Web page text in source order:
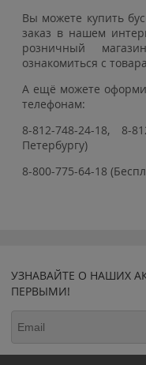
Вы можете купить
заказ в нашем
розничный
ознакомиться с
А ещё можете
телефонам:
8-812-748-24-18, 8-
Петербургу)
8-800-775-64-18
УЗНАВАЙТЕ О НАШИХ
ПЕРВЫМИ!